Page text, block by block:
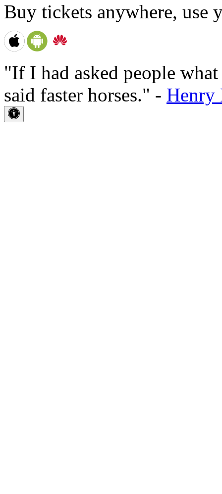
Buy tickets anywhere, use
"If I had asked people
said faster horses." - Henry